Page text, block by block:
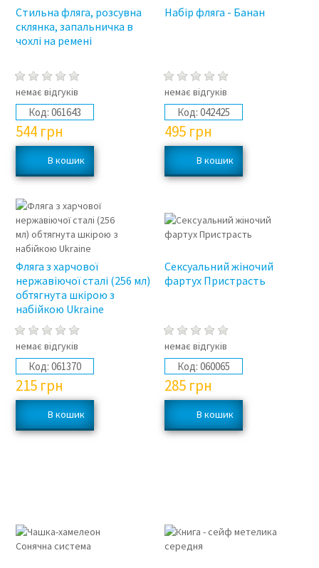
Стильна фляга, розсувна
склянка, запальничка в
чохлі на ремені
немає відгуків
Код: 061643
544 грн
Набір фляга - Банан
немає відгуків
Код: 042425
495 грн
Фляга з харчової
нержавіючої сталі (256 мл)
обтягнута шкірою з
набійкою Ukraine
немає відгуків
Код: 061370
215 грн
Сексуальний жіночий
фартух Пристрасть
немає відгуків
Код: 060065
285 грн